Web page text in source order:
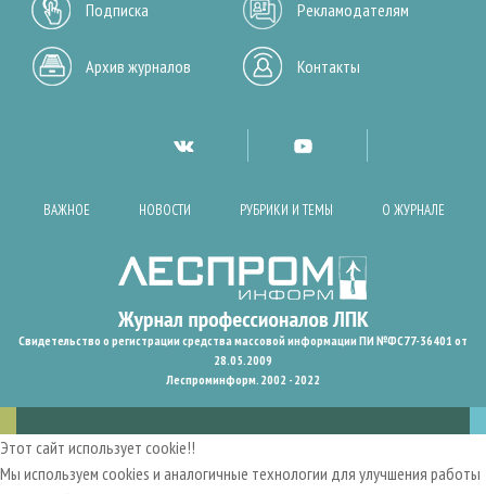
Подписка Рекламодателям
Архив журналов Контакты
ВАЖНОЕ НОВОСТИ РУБРИКИ И ТЕМЫ О ЖУРНАЛЕ
Свидетельство о регистрации средства массовой информации ПИ №ФС77-36401 от
28.05.2009
Леспроминформ. 2002 - 2022
Этот сайт использует cookie!!
Мы используем cookies и аналогичные технологии для улучшения работы